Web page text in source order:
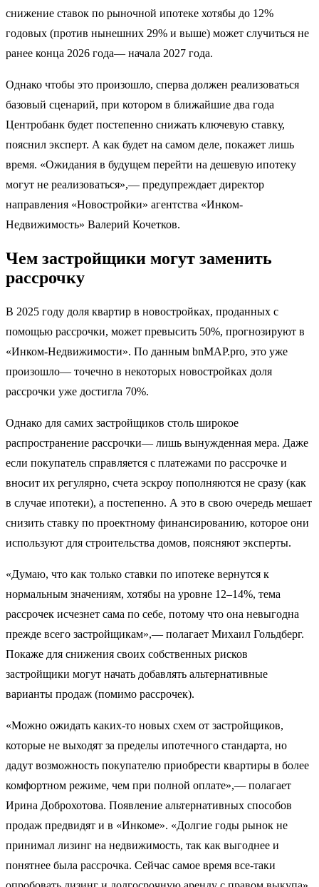
снижение ставок по рыночной ипотеке хотябы до 12%
годовых (против нынешних 29% и выше) может случиться не
ранее конца 2026 года— начала 2027 года.
Однако чтобы это произошло, сперва должен реализоваться
базовый сценарий, при котором в ближайшие два года
Центробанк будет постепенно снижать ключевую ставку,
пояснил эксперт. А как будет на самом деле, покажет лишь
время. «Ожидания в будущем перейти на дешевую ипотеку
могут не реализоваться»,— предупреждает директор
направления «Новостройки» агентства «Инком-
Недвижимость» Валерий Кочетков.
Чем застройщики могут заменить
рассрочку
В 2025 году доля квартир в новостройках, проданных с
помощью рассрочки, может превысить 50%, прогнозируют в
«Инком-Недвижимости». По данным bnMAP.pro, это уже
произошло— точечно в некоторых новостройках доля
рассрочки уже достигла 70%.
Однако для самих застройщиков столь широкое
распространение рассрочки— лишь вынужденная мера. Даже
если покупатель справляется с платежами по рассрочке и
вносит их регулярно, счета эскроу пополняются не сразу (как
в случае ипотеки), а постепенно. А это в свою очередь мешает
снизить ставку по проектному финансированию, которое они
используют для строительства домов, поясняют эксперты.
«Думаю, что как только ставки по ипотеке вернутся к
нормальным значениям, хотябы на уровне 12–14%, тема
рассрочек исчезнет сама по себе, потому что она невыгодна
прежде всего застройщикам»,— полагает Михаил Гольдберг.
Покаже для снижения своих собственных рисков
застройщики могут начать добавлять альтернативные
варианты продаж (помимо рассрочек).
«Можно ожидать каких-то новых схем от застройщиков,
которые не выходят за пределы ипотечного стандарта, но
дадут возможность покупателю приобрести квартиры в более
комфортном режиме, чем при полной оплате»,— полагает
Ирина Доброхотова. Появление альтернативных способов
продаж предвидят и в «Инкоме». «Долгие годы рынок не
принимал лизинг на недвижимость, так как выгоднее и
понятнее была рассрочка. Сейчас самое время все-таки